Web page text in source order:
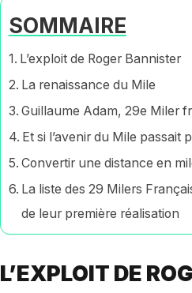
SOMMAIRE
L’exploit de Roger Bannister
La renaissance du Mile
Guillaume Adam, 29e Miler
Et si l’avenir du Mile passait
Convertir une distance en
La liste des 29 Milers
de leur première réalisation
L’EXPLOIT DE